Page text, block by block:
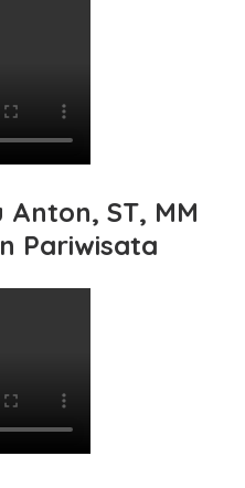
ST, MM
Pariwisata